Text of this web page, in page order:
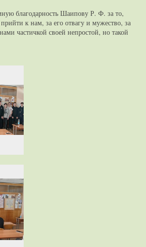
благодарность Шаипову Р. Ф. за то,
к нам, за его отвагу и мужество, за
частичкой своей непростой, но такой